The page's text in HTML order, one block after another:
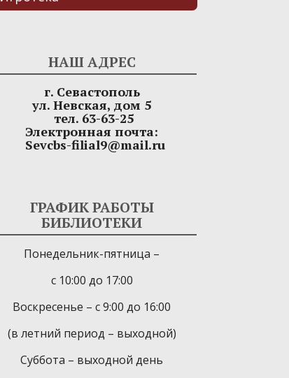
НАШ АДРЕС
г. Севастополь
ул. Невская, дом 5
тел. 63-63-25
Электронная почта:
Sevcbs-filial9@mail.ru
ГРАФИК РАБОТЫ
БИБЛИОТЕКИ
Понедельник-пятница –
с 10:00 до 17:00
Воскресенье – с 9:00 до 16:00
(в летний период – выходной)
Суббота – выходной день